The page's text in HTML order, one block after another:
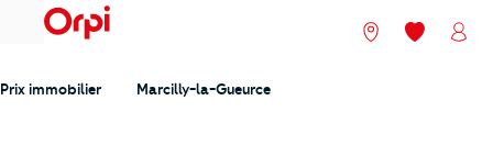
menu Nos agences
Mes
Prix immobilier Marcilly-la-Gueurce